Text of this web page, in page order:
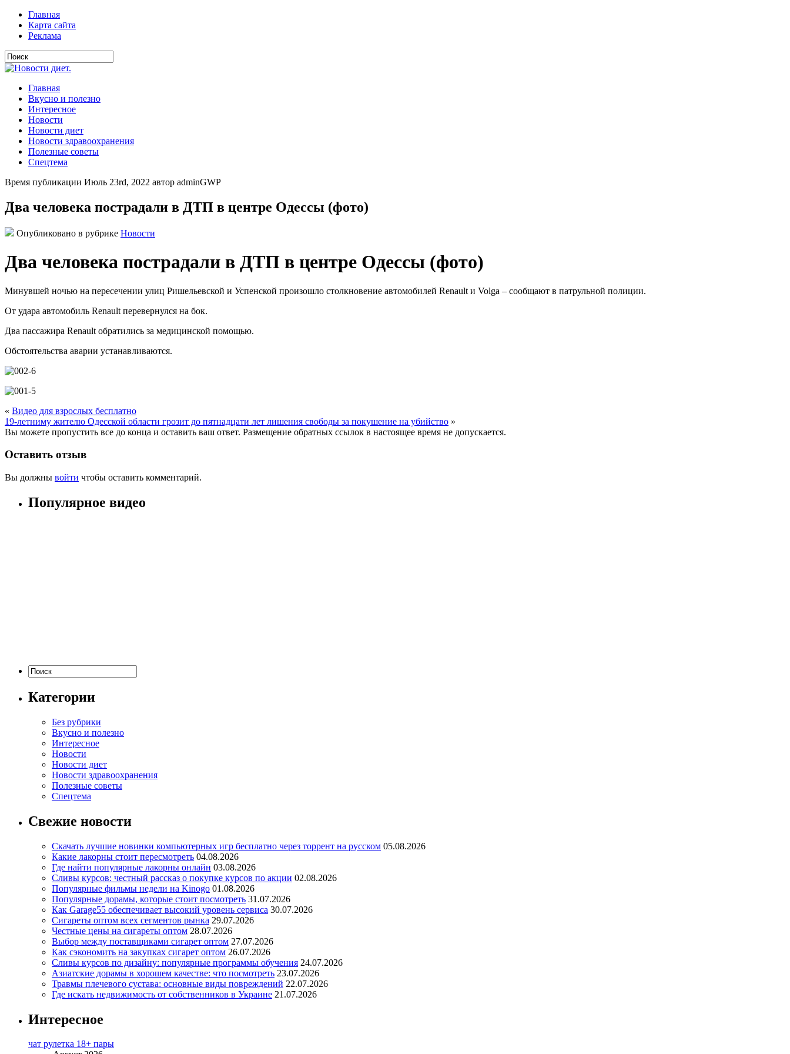
Главная
Карта сайта
Реклама
Главная
Вкусно и полезно
Интересное
Новости
Новости диет
Новости здравоохранения
Полезные советы
Спецтема
Время публикации Июль 23rd, 2022 автор adminGWP
Два человека пострадали в ДТП в центре Одессы (фото)
Опубликовано в рубрике Новости
Два человека пострадали в ДТП в центре Одессы (фото)
Минувшей ночью на пересечении улиц Ришельевской и Успенской произошло столкновение автомобилей Renault и Volga – сообщают в патрульной полиции.
От удара автомобиль Renault перевернулся на бок.
Два пассажира Renault обратились за медицинской помощью.
Обстоятельства аварии устанавливаются.
« Видео для взрослых бесплатно
19-летниму жителю Одесской области грозит до пятнадцати лет лишения свободы за покушение на убийство »
Вы можете пропустить все до конца и оставить ваш ответ. Размещение обратных ссылок в настоящее время не допускается.
Оставить отзыв
Вы должны войти чтобы оставить комментарий.
Популярное видео
Категории
Без рубрики
Вкусно и полезно
Интересное
Новости
Новости диет
Новости здравоохранения
Полезные советы
Спецтема
Свежие новости
Скачать лучшие новинки компьютерных игр бесплатно через торрент на русском 05.08.2026
Какие лакорны стоит пересмотреть 04.08.2026
Где найти популярные лакорны онлайн 03.08.2026
Сливы курсов: честный рассказ о покупке курсов по акции 02.08.2026
Популярные фильмы недели на Kinogo 01.08.2026
Популярные дорамы, которые стоит посмотреть 31.07.2026
Как Garage55 обеспечивает высокий уровень сервиса 30.07.2026
Сигареты оптом всех сегментов рынка 29.07.2026
Честные цены на сигареты оптом 28.07.2026
Выбор между поставщиками сигарет оптом 27.07.2026
Как сэкономить на закупках сигарет оптом 26.07.2026
Сливы курсов по дизайну: популярные программы обучения 24.07.2026
Азиатские дорамы в хорошем качестве: что посмотреть 23.07.2026
Травмы плечевого сустава: основные виды повреждений 22.07.2026
Где искать недвижимость от собственников в Украине 21.07.2026
Интересное
чат рулетка 18+ пары